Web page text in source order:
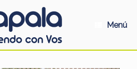
Menú